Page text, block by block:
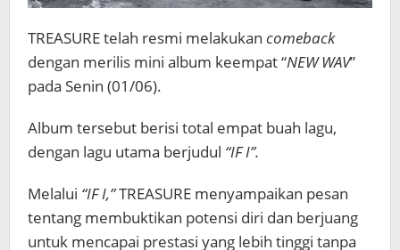
TREASURE telah resmi melakukan comeback
dengan merilis mini album keempat “NEW WAV”
pada Senin (01/06).
Album tersebut berisi total empat buah lagu,
dengan lagu utama berjudul “IF I”.
Melalui “IF I,”TREASURE menyampaikan pesan
tentang membuktikan potensi diri dan berjuang
untuk mencapai prestasi yang lebih tinggi tanpa